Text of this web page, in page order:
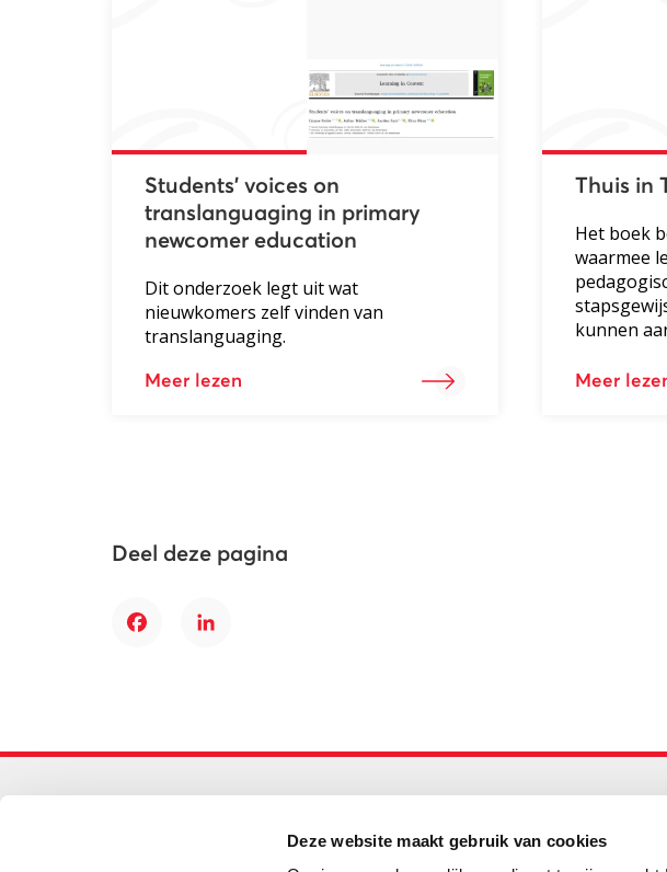
Deze website maakt gebruik van cookies
Students’ voices on
translanguaging in primary
newcomer education
Dit onderzoek legt uit wat
nieuwkomers zelf vinden van
translanguaging.
Meer lezen
Thuis in
Het boek
waarmee
kunnen
Meer
Deel deze pagina
FacebookLinkedIn